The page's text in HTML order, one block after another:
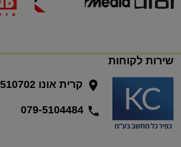
שירות לקוחות
קרית אונו 5510702